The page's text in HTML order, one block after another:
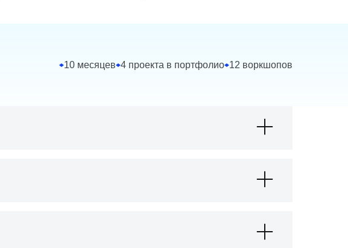
10 месяцев 4 проекта в портфолио 12 воркшопов